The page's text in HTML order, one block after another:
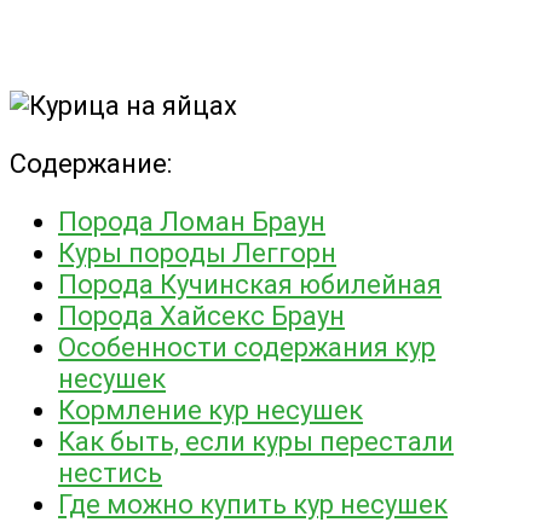
Содержание:
Порода Ломан Браун
Куры породы Леггорн
Порода Кучинская юбилейная
Порода Хайсекс Браун
Особенности содержания кур
несушек
Кормление кур несушек
Как быть, если куры перестали
нестись
Где можно купить кур несушек